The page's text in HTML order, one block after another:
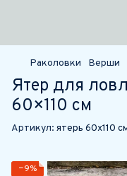
Раколовки Верши
Ятер для
60×110 см
Артикул: ятерь 60х110
−9%